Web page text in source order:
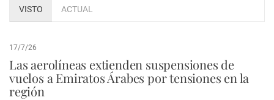
VISTO ACTUAL
17/7/26
Las aerolíneas extienden suspensiones de
vuelos a Emiratos Árabes por tensiones en la
región